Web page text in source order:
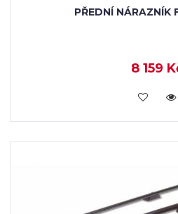
PŘEDNÍ NÁRAZNÍK
8 159
KOUPIT